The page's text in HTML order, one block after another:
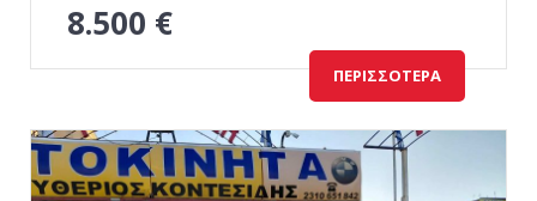
8.500 €
ΠΕΡΙΣΣΌΤΕΡΑ